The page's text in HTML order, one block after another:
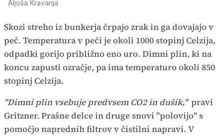
Aljoša Kravanja
Skozi streho iz bunkerja črpajo zrak in ga dovajajo v
peč. Temperatura v peči je okoli 1000 stopinj Celzija,
odpadki gorijo približno eno uro. Dimni plin, ki na
koncu zapusti ozračje, pa ima temperaturo okoli 850
stopinj Celzija.
"Dimni plin vsebuje predvsem CO2 in dušik," pravi
Gritzner. Prašne delce in druge snovi "polovijo" s
pomočjo naprednih filtrov v čistilni napravi. V